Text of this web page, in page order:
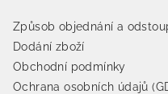
Způsob objednání a
Dodání zboží
Obchodní podmínky
Ochrana osobních údajů